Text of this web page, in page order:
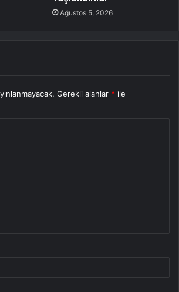
Ağustos 5, 2026
Gerekli alanlar * ile